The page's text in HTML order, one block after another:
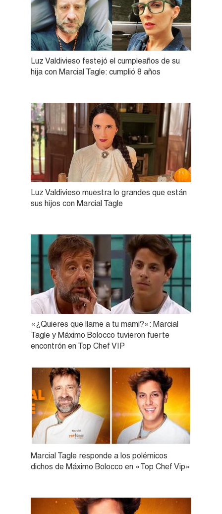
Luz Valdivieso festejó el cumpleaños de su
hija con Marcial Tagle: cumplió 8 años
Luz Valdivieso muestra lo grandes que están
sus hijos con Marcial Tagle
«¿Quieres que llame a tu mami?»: Marcial
Tagle y Máximo Bolocco tuvieron fuerte
encontrón en Top Chef VIP
Marcial Tagle responde a los polémicos
dichos de Máximo Bolocco en «Top Chef Vip»